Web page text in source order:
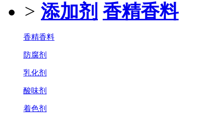
> 添加剂 香精香料
香精香料
防腐剂
乳化剂
酸味剂
着色剂